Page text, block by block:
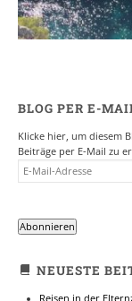
BLOG PER E-
Klicke hier, um diesem
Beiträge per E-Mail zu
E-
MAIL-
Abonnieren
NEUESTE